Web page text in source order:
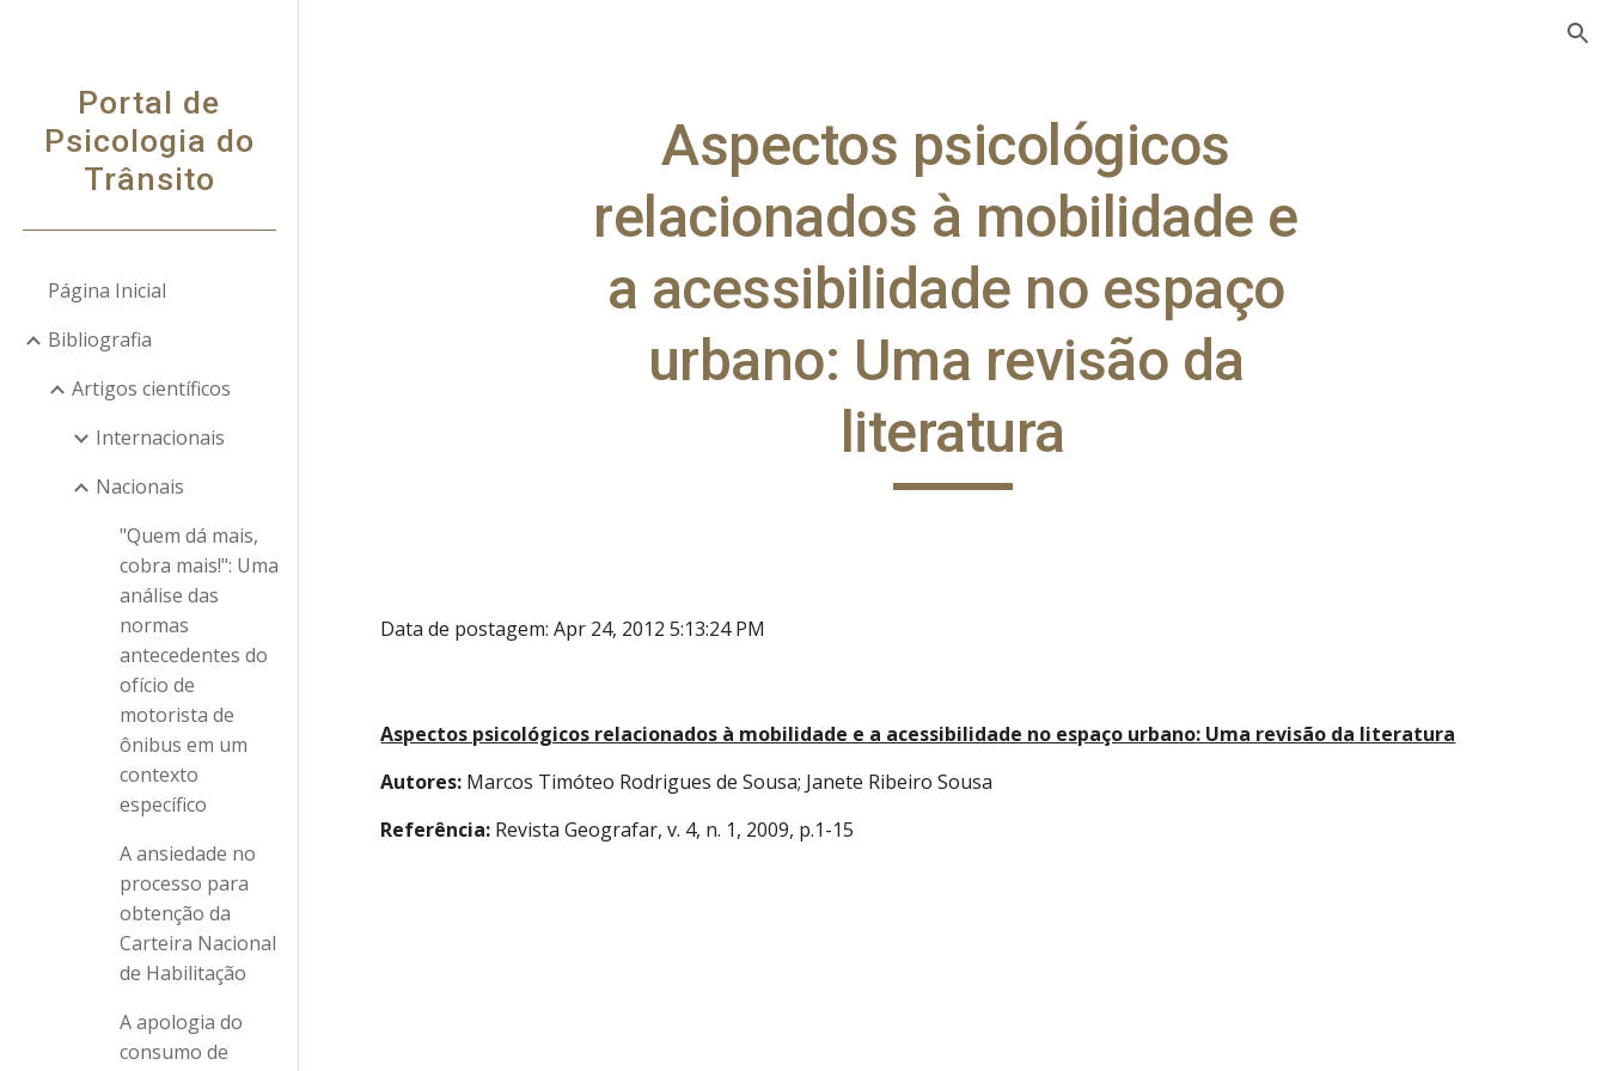
Portal de
Psicologia do
Trânsito
Página Inicial
Bibliografia
Artigos científicos
Internacionais
Nacionais
"Quem dá mais,
cobra mais!": Uma
análise das
normas
antecedentes do
ofício de
motorista de
ônibus em um
contexto
específico
A ansiedade no
processo para
obtenção da
Carteira Nacional
de Habilitação
A apologia do
consumo de
Aspectos psicológicos
relacionados à mobilidade e
a acessibilidade no espaço
urbano: Uma revisão da
literatura
Data de postagem: Apr 24, 2012 5:13:24 PM
Aspectos psicológicos relacionados à mobilidade e a acessibilidade no espaço urbano: Uma revisão da literatura
Autores: Marcos Timóteo Rodrigues de Sousa; Janete Ribeiro Sousa
Referência: Revista Geografar, v. 4, n. 1, 2009, p.1-15